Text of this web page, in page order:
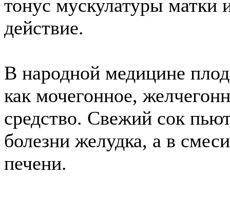
тонус мускулатуры матки
действие.
В народной медицине
как мочегонное,
средство. Свежий сок
болезни желудка, а в
печени.